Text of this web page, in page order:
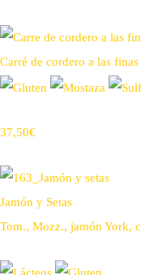
Carré de cordero a las
37,50€
Jamón y Setas
Tom., Mozz., jamón York,